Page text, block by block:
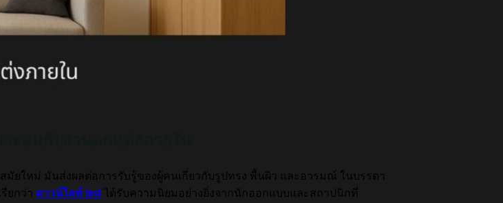
ยใหม่ มันส่งผลต่อการรับรู้ของผู้คนเกี่ยวกับรูปทรง พื้นผิว และอารมณ์ ในบรรดา
ยกว่า ดาวน์ไลท์ led ได้รับความนิยมอย่างยิ่งจากนักออกแบบและสถาปนิกที่